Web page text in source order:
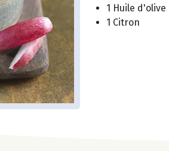
1 Huile d'olive
1 Citron